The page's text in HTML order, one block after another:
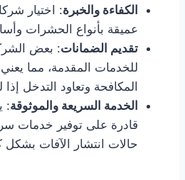
الكفاءة والخبرة: اختيار
عميقة بأنواع الحشرات
تقديم الضمانات: بعض
للخدمات المقدمة، مما يعني
المكافحة وتعاود التدخل إذا
الخدمة السريعة والموثوقة:
قادرة على توفير خدمات
حالات انتشار الآفات بشكل